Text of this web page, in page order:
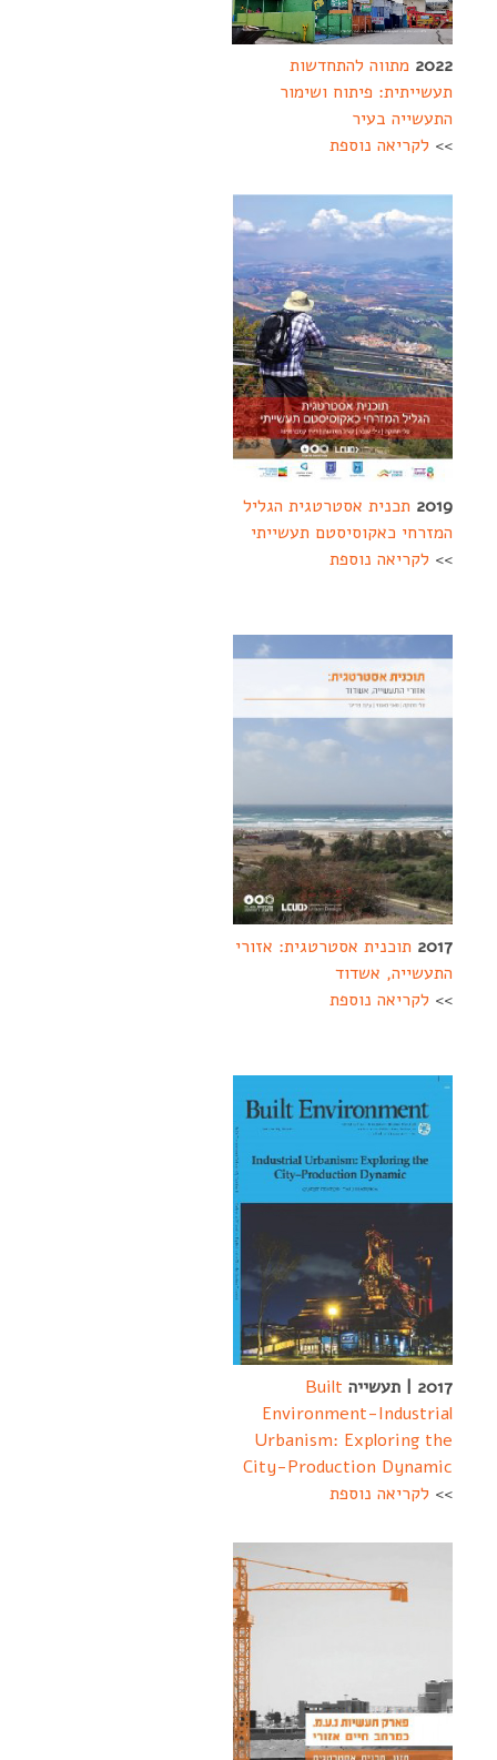
2022 מתווה להתחדשות
תעשייתית: פיתוח ושימור
התעשייה בעיר
>> לקריאה נוספת
2019 תכנית אסטרטגית הגליל
המזרחי כאקוסיסטם תעשייתי
>> לקריאה נוספת
2017 תוכנית אסטרטגית: אזורי
התעשייה, אשדוד
>> לקריאה נוספת
2017 | תעשייה
Built
Environment-Industrial
Urbanism: Exploring the
City-Production Dynamic
>> לקריאה נוספת